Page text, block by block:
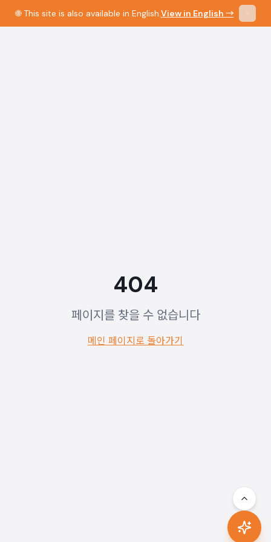
🌐 This site is also available in English.View in English →
404
페이지를 찾을 수 없습니다
메인 페이지로 돌아가기